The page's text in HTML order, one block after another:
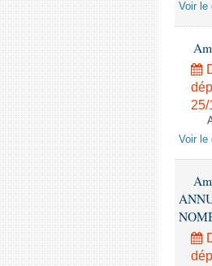
Voir le
25/
Voir le